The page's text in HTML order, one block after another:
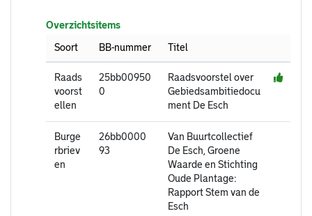
Overzichtsitems
Soort
BB-nummer Titel
Raads
voorst
ellen
25bb00950
0
Raadsvoorstel over
Gebiedsambitiedocu
ment De Esch
Burge
rbriev
en
26bb0000
93
Van Buurtcollectief
De Esch, Groene
Waarde en Stichting
Oude Plantage:
Rapport Stem van de
Esch